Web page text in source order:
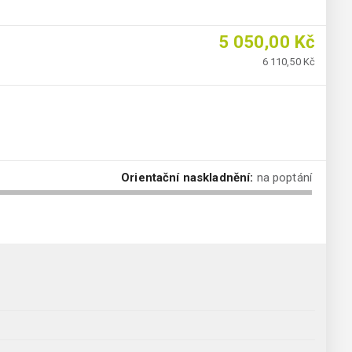
5 050,00 Kč
6 110,50 Kč
Orientační naskladnění: na poptání